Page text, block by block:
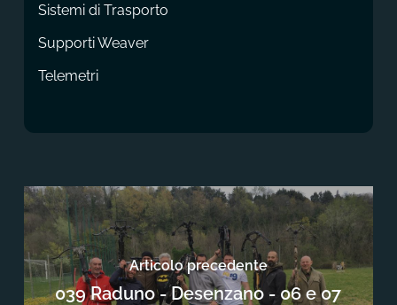
Sistemi di Trasporto
Supporti Weaver
Telemetri
Articolo precedente
039 Raduno - Desenzano - 06 e 07